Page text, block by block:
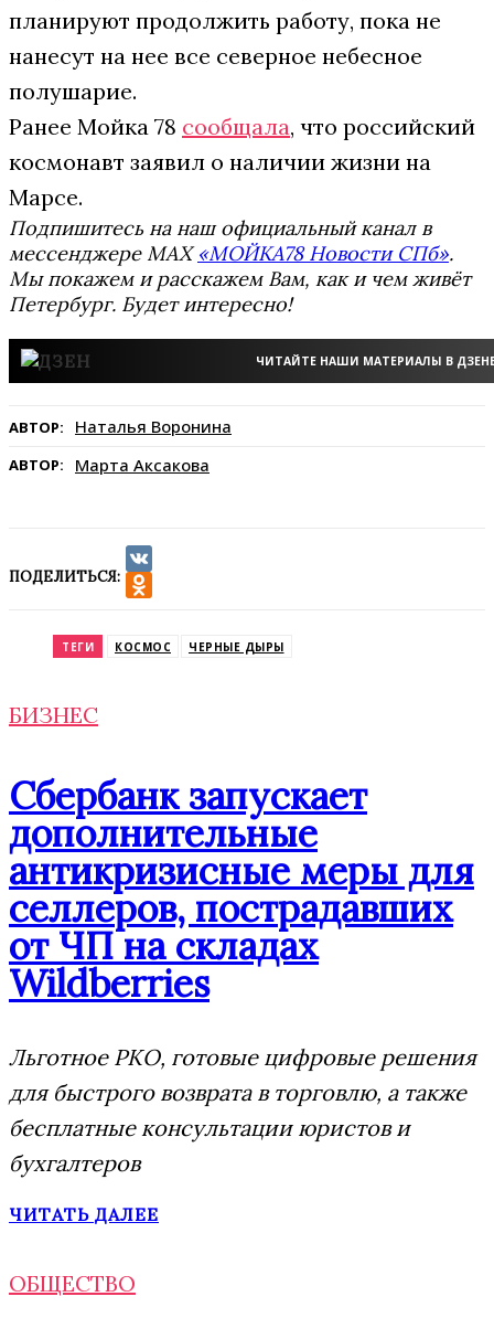
планируют продолжить работу, пока не
нанесут на нее все северное небесное
полушарие.
Ранее Мойка 78 сообщала, что российский
космонавт заявил о наличии жизни на
Марсе.
Подпишитесь на наш официальный канал в
мессенджере MAX«МОЙКА78 Новости СПб».
Мы покажем и расскажем Вам, как и чем живёт
Петербург. Будет интересно!
ЧИТАЙТЕ НАШИ МАТЕРИАЛЫ В
АВТОР: Наталья Воронина
АВТОР: Марта Аксакова
ПОДЕЛИТЬСЯ:
VK
ТЕГИ КОСМОС ЧЕРНЫЕ ДЫРЫ
БИЗНЕС
Сбербанк запускает
дополнительные
антикризисные меры для
селлеров, пострадавших
от ЧП на складах
Wildberries
Льготное РКО, готовые цифровые решения
для быстрого возврата в торговлю, а также
бесплатные консультации юристов и
бухгалтеров
ЧИТАТЬ ДАЛЕЕ
ОБЩЕСТВО